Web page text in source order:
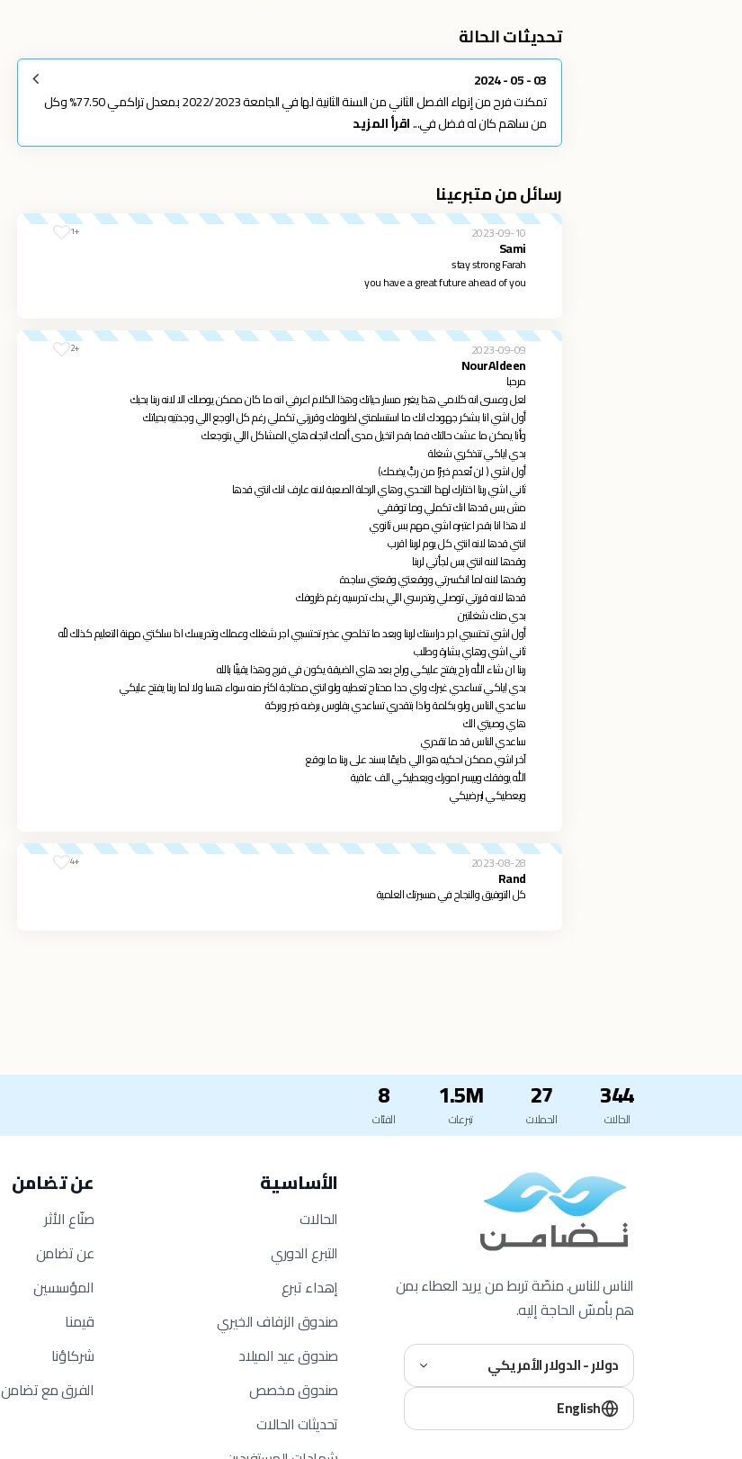
تحديثات الحالة
03 - 05 - 2024
تمكنت فرح من إنهاء الفصل الثاني من السنة الثانية لها في الجامعة 2022/2023 بمعدل تراكمي 77.50% وكل
من ساهم كان له فضل في...اقرأ المزيد
رسائل من متبرعينا
2023-09-10
+1
Sami
stay strong Farah
you have a great future ahead of you
2023-09-09
+2
NourAldeen
مرحبا
لعل وعسى انه كلامي هذا يغير مسار حياتك وهذا الكلام اعرفي انه ما كان ممكن يوصلك الا لانه ربنا بحبك
أول اشي انا بشكر جهودك انك ما استسلمتي لظروفك وقررتي تكملي رغم كل الوجع اللي وجدتيه بحياتك
وأنا يمكن ما عشت حالتك فما بقدر اتخيل مدى ألمك اتجاه هاي المشاكل اللي بتوجعك
بدي اياكي تتذكري شغلة
أول اشي ( لن نُعدم خيرًا من ربٍّ يضحك)
ثاني اشي ربنا اختارك لهذا التحدي وهاي الرحلة الصعبة لانه عارف انك انتي قدها
مش بس قدها انك تكملي وما توقفي
لا هذا انا بقدر اعتبره اشي مهم بس ثانوي
انتي قدها لانه انتي كل يوم لربنا اقرب
وقدها لانه انتي بس لجأتي لربنا
وقدها لانه لما انكسرتي ووقعتي وقعتي ساجدة
قدها لانه قررتي توصلي وتدرسي اللي بدك تدرسيه رغم ظروفك
بدي منك شغلتين
أول اشي تحتسبي اجر دراستك لربنا وبعد ما تخلصي عخير تحتسبي اجر شغلك وعملك وتدريسك اذا سلكتي مهنة التعليم كذلك للّه
ثاني اشي وهاي بشارة وطلب
ربنا ان شاء الله راح يفتح عليكي وراح بعد هاي الضيقة يكون في فرج وهذا يقينًا بالله
بدي اياكي تساعدي غيرك واي حدا محتاج تعطيه ولو انتي محتاجة اكثر منه سواء هسا ولا لما ربنا يفتح عليكي
ساعدي الناس ولو بكلمة واذا بتقدري تساعدي بفلوس برضه خير وبركة
هاي وصيتي الك
ساعدي الناس قد ما تقدري
آخر اشي ممكن احكيه هو اللي دايمًا بسند على ربنا ما بوقع
الله يوفقك وييسر امورك ويعطيكي الف عافية
ويعطيكي ليرضيكي
2023-08-28
+4
Rand
كل التوفيق والنجاح في مسيرتك العلمية
344
الحالات
27
الحملات
1.5M
تبرعات
8
الفئات
الناس للناس. منصّة تربط من يريد العطاء بمن
هم بأمسّ الحاجة إليه.
دولار - الدولار الأمريكي
English
الأساسية
الحالات
التبرع الدوري
إهداء تبرع
صندوق الزفاف الخيري
صندوق عيد الميلاد
صندوق مخصص
تحديثات الحالات
عن تضامن
صنّاع الأثر
عن تضامن
المؤسسين
قيمنا
شركاؤنا
الفرق مع تضامن